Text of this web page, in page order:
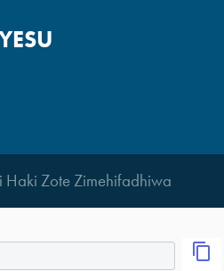
Zote Zimehifadhiwa